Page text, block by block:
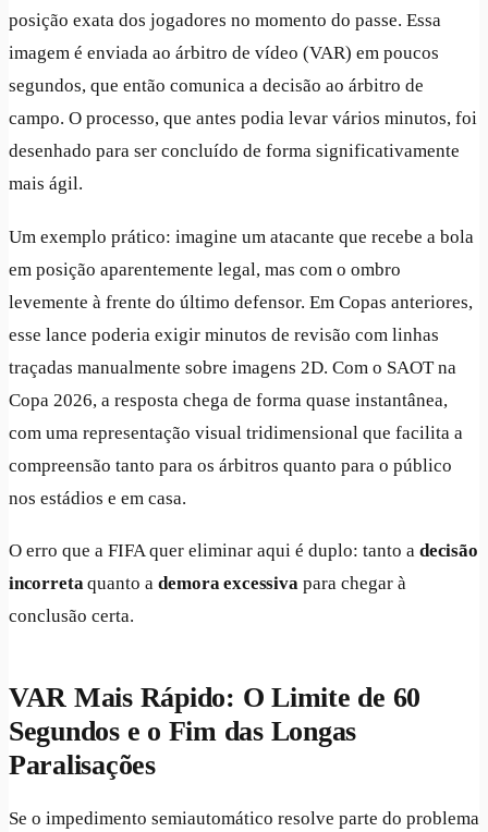
posição exata dos jogadores no momento do passe. Essa
imagem é enviada ao árbitro de vídeo (VAR) em poucos
segundos, que então comunica a decisão ao árbitro de
campo. O processo, que antes podia levar vários minutos, foi
desenhado para ser concluído de forma significativamente
mais ágil.
Um exemplo prático: imagine um atacante que recebe a bola
em posição aparentemente legal, mas com o ombro
levemente à frente do último defensor. Em Copas anteriores,
esse lance poderia exigir minutos de revisão com linhas
traçadas manualmente sobre imagens 2D. Com o SAOT na
Copa 2026, a resposta chega de forma quase instantânea,
com uma representação visual tridimensional que facilita a
compreensão tanto para os árbitros quanto para o público
nos estádios e em casa.
O erro que a FIFA quer eliminar aqui é duplo: tanto a decisão
incorretaquanto ademora excessivapara chegar à
conclusão certa.
VAR Mais Rápido: O Limite de 60
Segundos e o Fim das Longas
Paralisações
Se o impedimento semiautomático resolve parte do problema